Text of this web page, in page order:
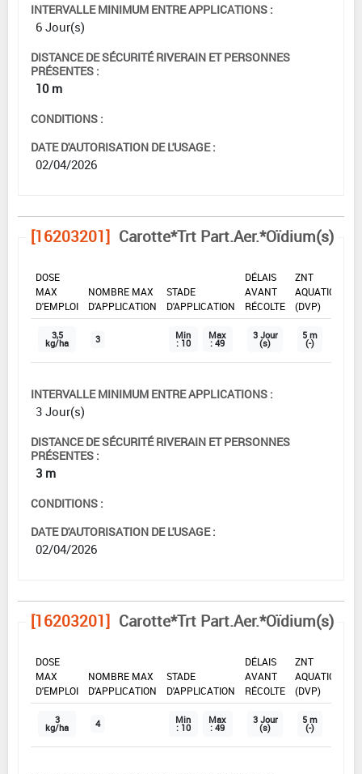
INTERVALLE MINIMUM ENTRE APPLICATIONS :
6 Jour(s)
DISTANCE DE SÉCURITÉ RIVERAIN ET PERSONNES
PRÉSENTES :
10 m
CONDITIONS :
DATE D'AUTORISATION DE L'USAGE :
02/04/2026
[16203201] Carotte*Trt Part.Aer.*Oïdium(s)
DOSE
MAX
D'EMPLOI
NOMBRE MAX
D'APPLICATION
STADE
D'APPLICATION
DÉLAIS
AVANT
RÉCOLTE
ZNT
AQUATIQUE
(DVP)
3,5
kg/ha 3 Min
: 10
Max
: 49
3 Jour
(s)
5 m
(-)
INTERVALLE MINIMUM ENTRE APPLICATIONS :
3 Jour(s)
DISTANCE DE SÉCURITÉ RIVERAIN ET PERSONNES
PRÉSENTES :
3 m
CONDITIONS :
DATE D'AUTORISATION DE L'USAGE :
02/04/2026
[16203201] Carotte*Trt Part.Aer.*Oïdium(s)
DOSE
MAX
D'EMPLOI
NOMBRE MAX
D'APPLICATION
STADE
D'APPLICATION
DÉLAIS
AVANT
RÉCOLTE
ZNT
AQUATIQUE
(DVP)
3
kg/ha 4 Min
: 10
Max
: 49
3 Jour
(s)
5 m
(-)